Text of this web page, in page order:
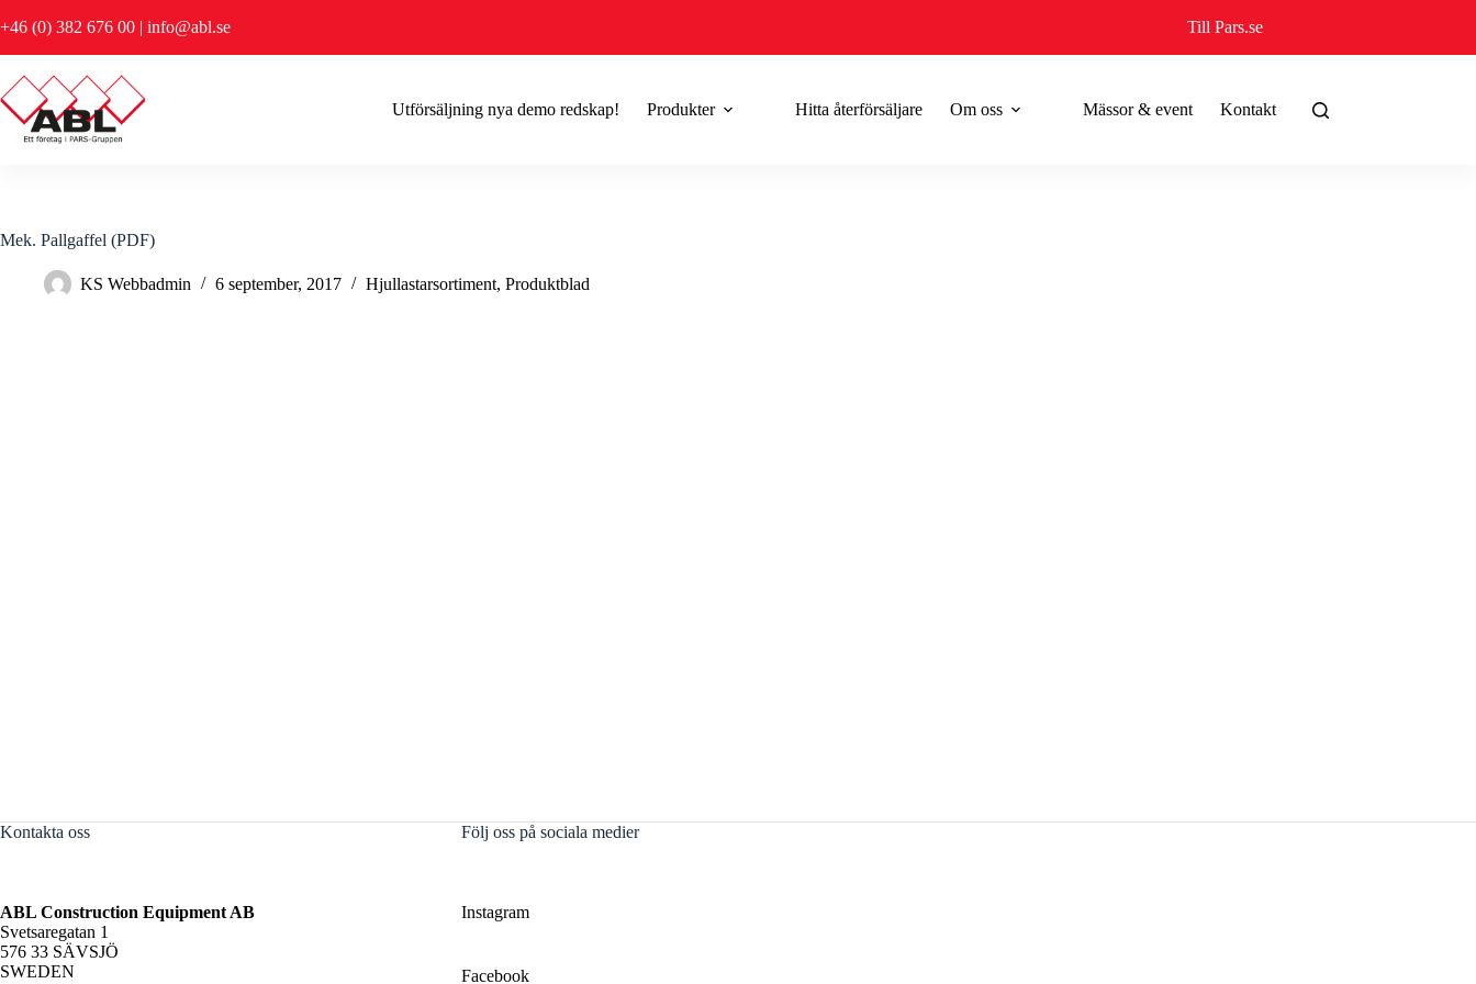
till
+46 (0) 382 676 00 | info@abl.se Till Pars.se
Utförsäljning nya demo redskap! Produkter Hitta återförsäljare Om oss Mässor & event Kontakt
Mek. Pallgaffel (PDF)
KS Webbadmin 6 september, 2017 Hjullastarsortiment, Produktblad
Kontakta oss
ABL Construction Equipment AB
Svetsaregatan 1
576 33 SÄVSJÖ
SWEDEN
Följ oss på sociala medier
Instagram
Facebook